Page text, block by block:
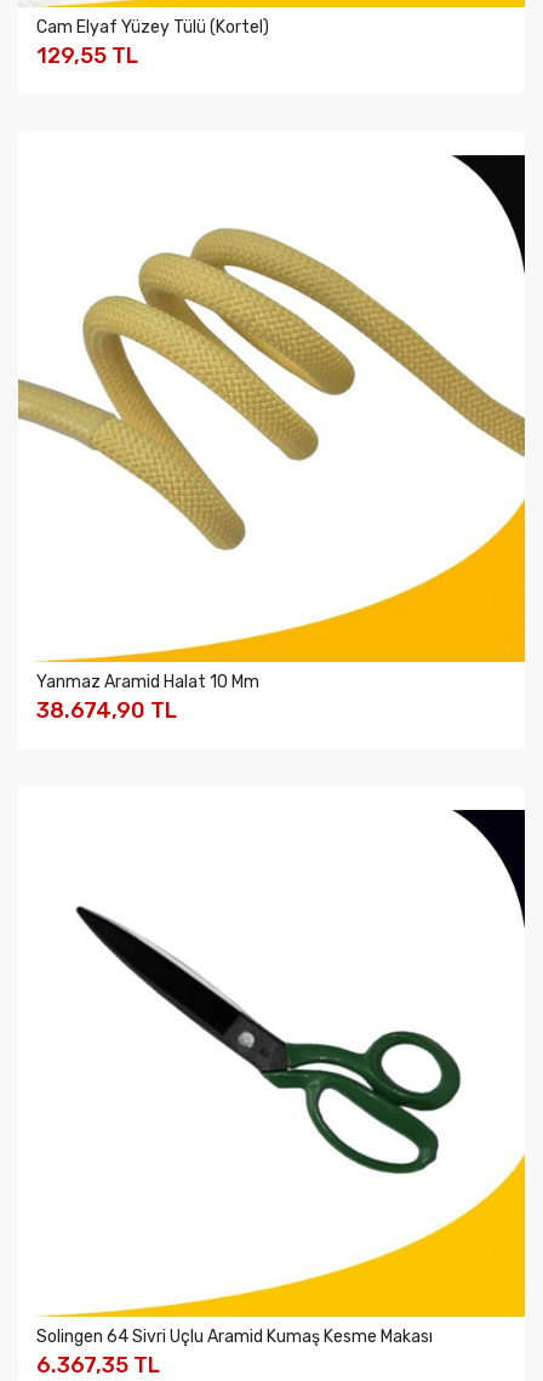
Cam Elyaf Yüzey Tülü (Kortel)
129,55 TL
Yanmaz Aramid Halat 10 Mm
38.674,90 TL
Solingen 64 Sivri Uçlu Aramid Kumaş Kesme Makası
6.367,35 TL